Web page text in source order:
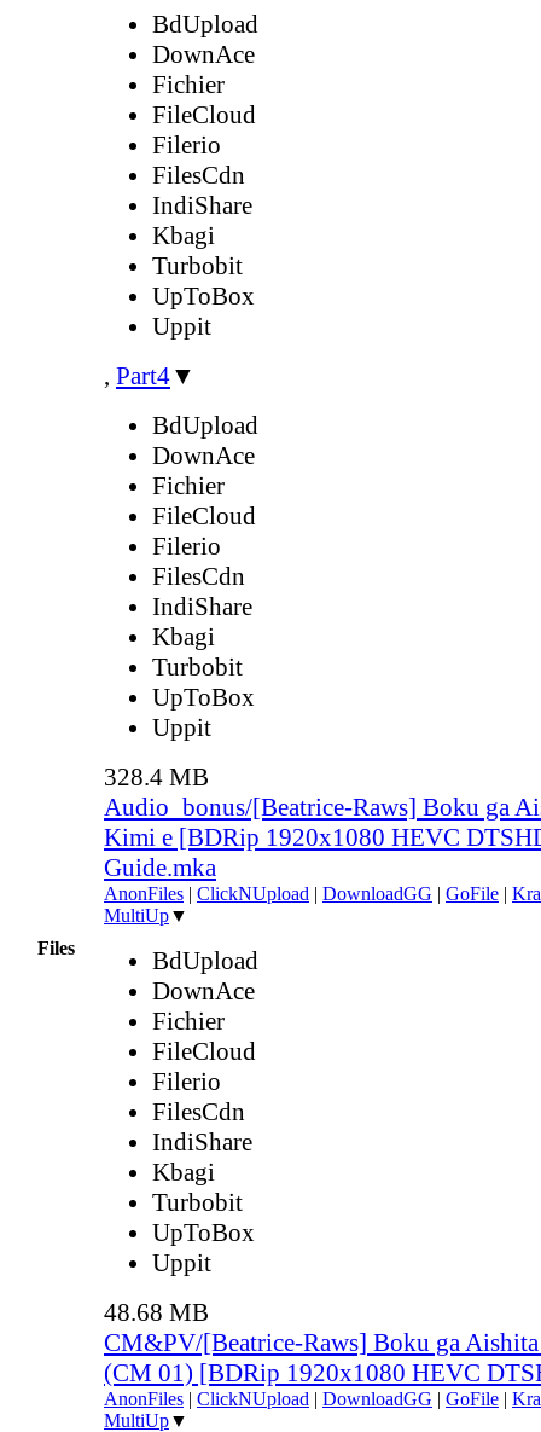
Files
BdUpload
DownAce
Fichier
FileCloud
Filerio
FilesCdn
IndiShare
Kbagi
Turbobit
UpToBox
Uppit
, Part4▼
BdUpload
DownAce
Fichier
FileCloud
Filerio
FilesCdn
IndiShare
Kbagi
Turbobit
UpToBox
Uppit
328.4 MB
Audio_bonus/[Beatrice-Raws] Boku ga
Kimi e [BDRip 1920x1080 HEVC
Guide.mka
AnonFiles | ClickNUpload | DownloadGG | GoFile |
MultiUp▼
BdUpload
DownAce
Fichier
FileCloud
Filerio
FilesCdn
IndiShare
Kbagi
Turbobit
UpToBox
Uppit
48.68 MB
CM&PV/[Beatrice-Raws] Boku ga
(CM 01) [BDRip 1920x1080 HEVC
AnonFiles | ClickNUpload | DownloadGG | GoFile |
MultiUp▼